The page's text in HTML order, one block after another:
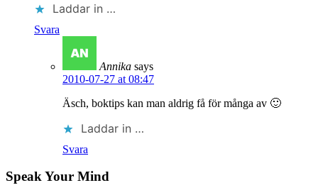
Laddar in …
Svara
Annika says
2010-07-27 at 08:47
Äsch, boktips kan man aldrig få för många av 🙂
Laddar in …
Svara
Speak Your Mind